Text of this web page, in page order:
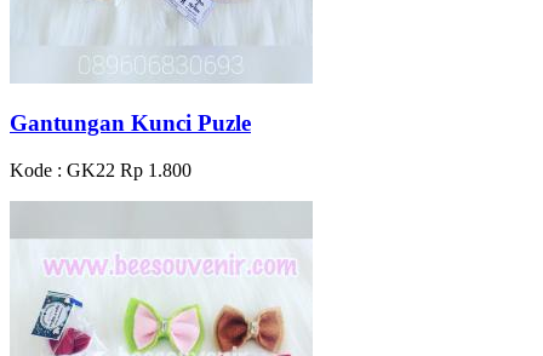
Gantungan Kunci Puzle
Kode : GK22 Rp 1.800